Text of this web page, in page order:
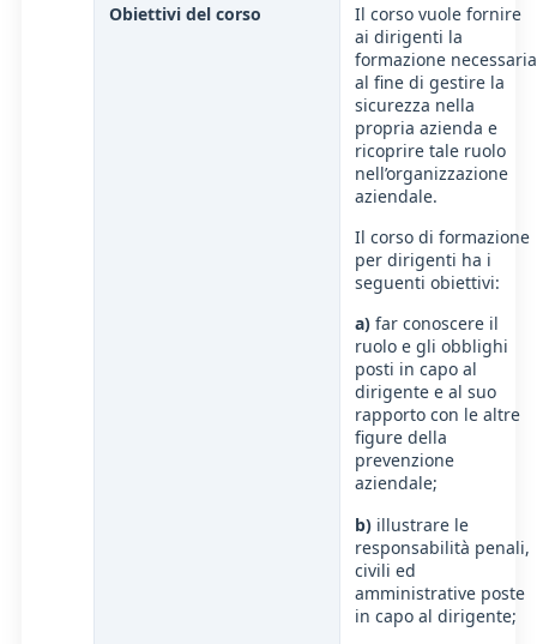
Obiettivi del corso
Il corso vuole fornire
ai dirigenti la
formazione necessaria
al fine di gestire la
sicurezza nella
propria azienda e
ricoprire tale ruolo
nell’organizzazione
aziendale.
Il corso di formazione
per dirigenti ha i
seguenti obiettivi:
a)far conoscere il
ruolo e gli obblighi
posti in capo al
dirigente e al suo
rapporto con le altre
figure della
prevenzione
aziendale;
b)illustrare le
responsabilità penali,
civili ed
amministrative poste
in capo al dirigente;